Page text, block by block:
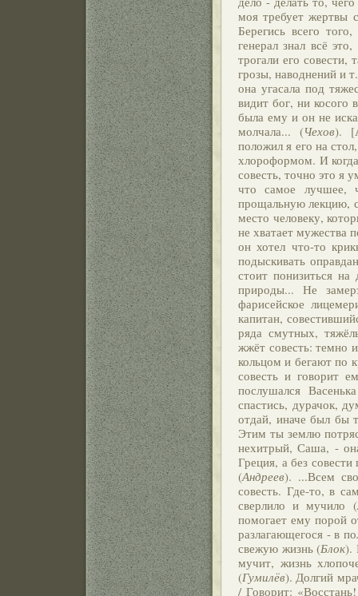
моя требует жертвы
Берегись всего
генерал знал всё
трогали его совести,
грозы, наводнений и
она угасала под
видит бог, ни косого
была ему и он не
молчала... (Чехов).
положил я его на
хлороформом. И
совесть, точно это я
что самое лучшее,
прощальную лекцию,
место человеку,
не хватает мужества
он хотел что-то
подыскивать
стоит понизиться на
природы... Не
фарисейское
капитан,
ряда смутных,
жжёт совесть: темно
кольцом и бегают по
совесть и говорит
послушался
спастись, дурачок,
отдай, иначе был бы
Этим ты землю
нехитрый, Саша, -
Греция, а без
(Андреев). ...Всем
совесть. Где-то, в
сверлило и мучило (
помогает ему порой
разлагающегося - в
свежую жизнь (Блок).
мучит, жизнь
(Гумилёв). Долгий
/ Говорит: